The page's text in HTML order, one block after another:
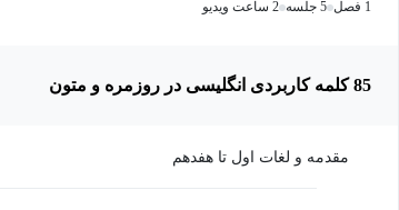
1 فصل 5 جلسه 2 ساعت ویدیو
85 کلمه کاربردی انگلیسی در روزمره و متون
مقدمه و لغات اول تا هفدهم